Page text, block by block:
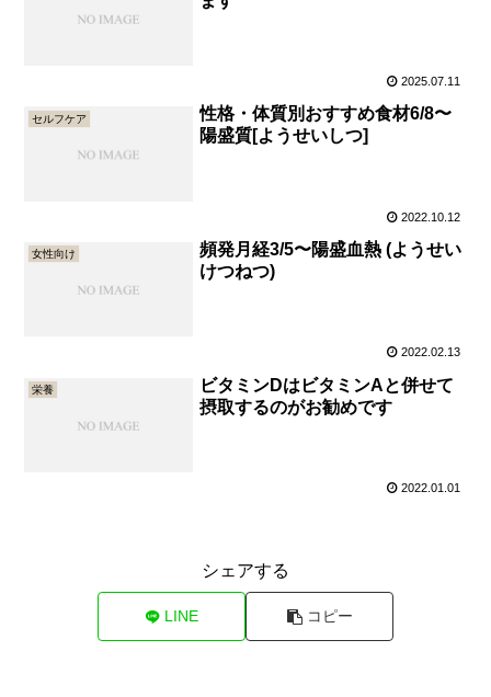
2025.07.11
セルフケア
性格・体質別おすすめ食材6/8〜
陽盛質[ようせいしつ]
2022.10.12
女性向け
頻発月経3/5〜陽盛血熱 (ようせい
けつねつ)
2022.02.13
栄養
ビタミンDはビタミンAと併せて
摂取するのがお勧めです
2022.01.01
シェアする
LINE コピー